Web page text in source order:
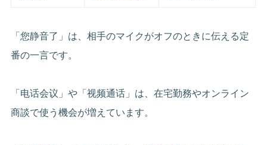
「您静音了」は、相手のマイクがオフのときに伝える定
番の一言です。
「电话会议」や「视频通话」は、在宅勤務やオンライン
商談で使う機会が増えています。